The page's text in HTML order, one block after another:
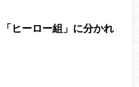
ヒーロー組」に分かれ